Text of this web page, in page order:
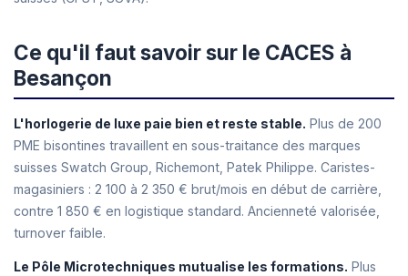
Ce qu'il faut savoir sur le CACES à
Besançon
L'horlogerie de luxe paie bien et reste stable. Plus de 200
PME bisontines travaillent en sous-traitance des marques
suisses Swatch Group, Richemont, Patek Philippe. Caristes-
magasiniers : 2 100 à 2 350 € brut/mois en début de carrière,
contre 1 850 € en logistique standard. Ancienneté valorisée,
turnover faible.
Le Pôle Microtechniques mutualise les formations. Plus